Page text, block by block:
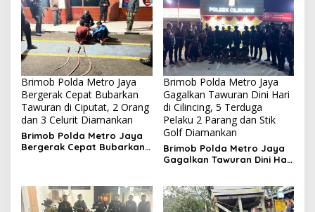
Brimob Polda Metro Jaya
Bergerak Cepat Bubarkan
Tawuran di Ciputat, 2 Orang
dan 3 Celurit Diamankan
Brimob Polda Metro Jaya
Bergerak Cepat Bubarkan
Brimob Polda Metro Jaya
Gagalkan Tawuran Dini Hari
di Cilincing, 5 Terduga
Pelaku 2 Parang dan Stik
Golf Diamankan
Brimob Polda Metro Jaya
Gagalkan Tawuran Dini Hari
Golf Diamankan